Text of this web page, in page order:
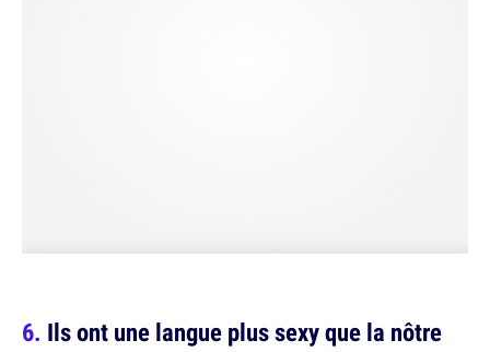
Ils ont une langue plus sexy que la nôtre